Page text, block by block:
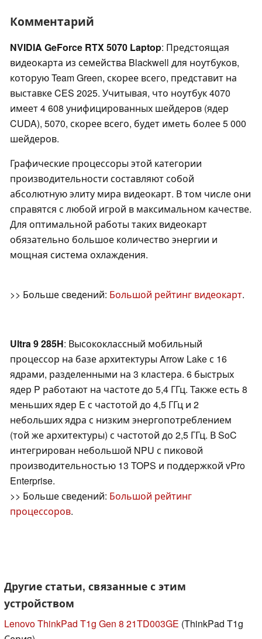
Комментарий
NVIDIA GeForce RTX 5070 Laptop: Предстоящая
видеокарта из семейства Blackwell для ноутбуков,
которую Team Green, скорее всего, представит на
выставке CES 2025. Учитывая, что ноутбук 4070
имеет 4 608 унифицированных шейдеров (ядер
CUDA), 5070, скорее всего, будет иметь более 5 000
шейдеров.
Графические процессоры этой категории
производительности составляют собой
абсолютную элиту мира видеокарт. В том числе они
справятся с любой игрой в максимальном качестве.
Для оптимальной работы таких видеокарт
обязательно большое количество энергии и
мощная система охлаждения.
>> Больше сведений: Большой рейтинг видеокарт.
Ultra 9 285H: Высококлассный мобильный
процессор на базе архитектуры Arrow Lake с 16
ядрами, разделенными на 3 кластера. 6 быстрых
ядер P работают на частоте до 5,4 ГГц. Также есть 8
меньших ядер E с частотой до 4,5 ГГц и 2
небольших ядра с низким энергопотреблением
(той же архитектуры) с частотой до 2,5 ГГц. В SoC
интегрирован небольшой NPU с пиковой
производительностью 13 TOPS и поддержкой vPro
Enterprise.
>> Больше сведений: Большой рейтинг
процессоров.
Другие статьи, связанные с этим
устройством
Lenovo ThinkPad T1g Gen 8 21TD003GE (ThinkPad T1g